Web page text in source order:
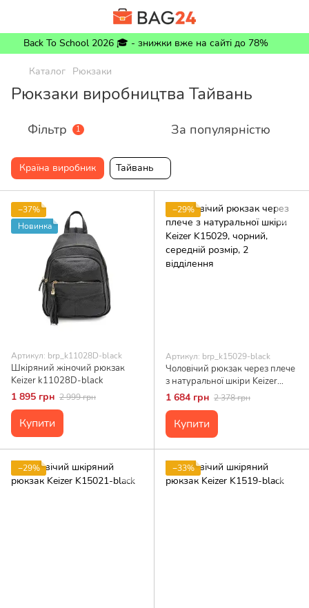
Back To School 2026 🎓 - знижки вже на сайті до 78%
Каталог Рюкзаки
Рюкзаки виробництва Тайвань
Фільтр 1 За популярністю
Країна виробник Тайвань
−37%
Новинка
Артикул: brp_k11028D-black
Шкіряний жіночий рюкзак
Keizer k11028D-black
1 895 грн 2 999 грн
Купити
−29%
Артикул: brp_k15029-black
Чоловічий рюкзак через плече
з натуральної шкіри Keizer
K15029, чорний, середній
розмір, 2 відділення
1 684 грн 2 378 грн
Купити
−29% −33%